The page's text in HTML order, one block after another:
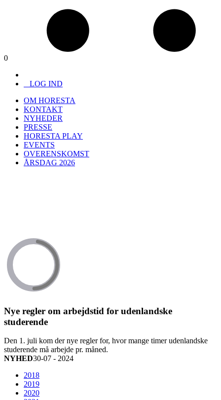
0
LOG IND
OM HORESTA
KONTAKT
NYHEDER
PRESSE
HORESTA PLAY
EVENTS
OVERENSKOMST
ÅRSDAG 2026
Nye regler om arbejdstid for udenlandske
studerende
Den 1. juli kom der nye regler for, hvor mange timer udenlandske
studerende må arbejde pr. måned.
NYHED30-07 - 2024
2018
2019
2020